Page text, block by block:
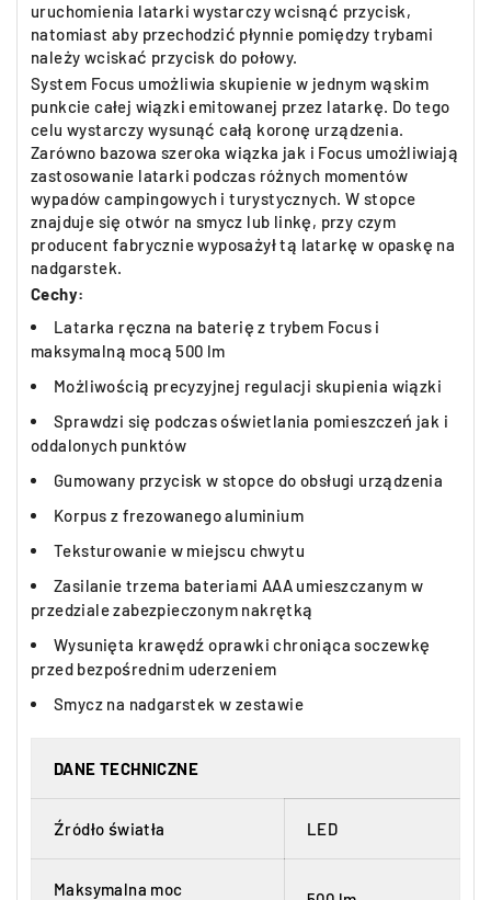
uruchomienia latarki wystarczy wcisnąć przycisk,
natomiast aby przechodzić płynnie pomiędzy trybami
należy wciskać przycisk do połowy.
System Focus umożliwia skupienie w jednym wąskim
punkcie całej wiązki emitowanej przez latarkę. Do tego
celu wystarczy wysunąć całą koronę urządzenia.
Zarówno bazowa szeroka wiązka jak i Focus umożliwiają
zastosowanie latarki podczas różnych momentów
wypadów campingowych i turystycznych. W stopce
znajduje się otwór na smycz lub linkę, przy czym
producent fabrycznie wyposażył tą latarkę w opaskę na
nadgarstek.
Cechy:
Latarka ręczna na baterię z trybem Focus i
maksymalną mocą 500 lm
Możliwością precyzyjnej regulacji skupienia wiązki
Sprawdzi się podczas oświetlania pomieszczeń jak i
oddalonych punktów
Gumowany przycisk w stopce do obsługi urządzenia
Korpus z frezowanego aluminium
Teksturowanie w miejscu chwytu
Zasilanie trzema bateriami AAA umieszczanym w
przedziale zabezpieczonym nakrętką
Wysunięta krawędź oprawki chroniąca soczewkę
przed bezpośrednim uderzeniem
Smycz na nadgarstek w zestawie
DANE TECHNICZNE
Źródło światła LED
Maksymalna moc